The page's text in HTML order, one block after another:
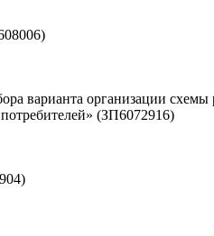
варианта организации
(ЗП6072916)